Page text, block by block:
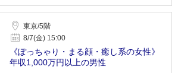
東京/5階
8/7(金) 15:00
《ぽっちゃり・まる顔・癒し系の女性》
年収1,000万円以上の男性